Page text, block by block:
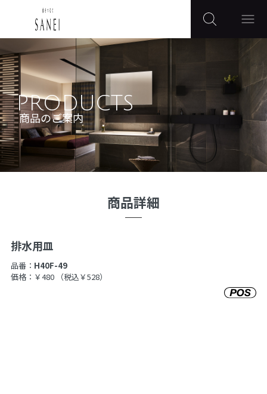
PRODUCTS
商品のご案内
商品詳細
排水用皿
品番： H40F-49
価格：￥480
（税込￥528）